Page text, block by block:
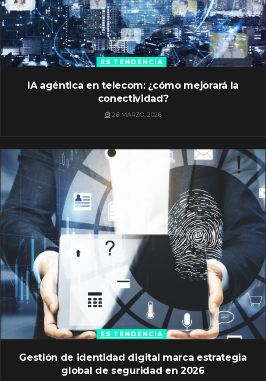
ES TENDENCIA
IA agéntica en telecom: ¿cómo mejorará la
conectividad?
26 MARZO, 2026
ES TENDENCIA
Gestión de identidad digital marca estrategia
global de seguridad en 2026